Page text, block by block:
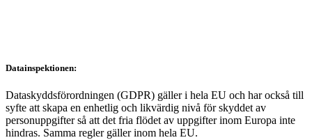
Datainspektionen:
Dataskyddsförordningen (GDPR) gäller i hela EU och har också till
syfte att skapa en enhetlig och likvärdig nivå för skyddet av
personuppgifter så att det fria flödet av uppgifter inom Europa inte
hindras. Samma regler gäller inom hela EU.